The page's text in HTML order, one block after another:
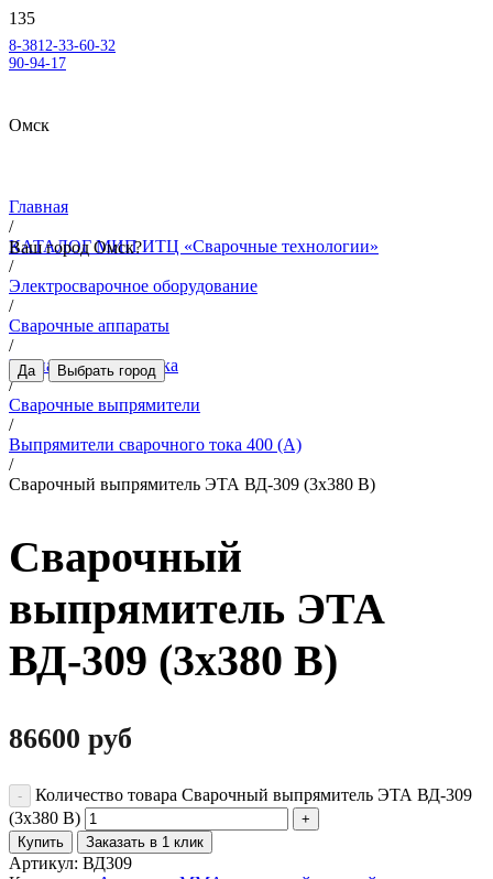
8-3812-33-60-32
90-94-17
Омск
Ваш городОмск?
Да Выбрать город
Главная
/
КАТАЛОГ МИП ИТЦ «Сварочные технологии»
/
Электросварочное оборудование
/
Сварочные аппараты
/
Ручная дуговая сварка
/
Сварочные выпрямители
/
Выпрямители сварочного тока 400 (А)
/
Сварочный выпрямитель ЭТА ВД-309 (3х380 В)
Сварочный
выпрямитель ЭТА
ВД-309 (3х380 В)
86600 руб
Количество товара Сварочный выпрямитель ЭТА ВД-309
(3х380 В)
Купить Заказать в 1 клик
Артикул: ВД309